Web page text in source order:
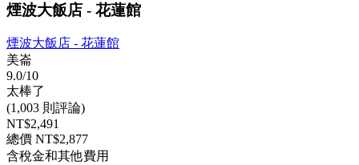
煙波大飯店 - 花蓮館
煙波大飯店 - 花蓮館
美崙
9.0/10
太棒了
(1,003 則評論)
NT$2,491
總價 NT$2,877
含稅金和其他費用